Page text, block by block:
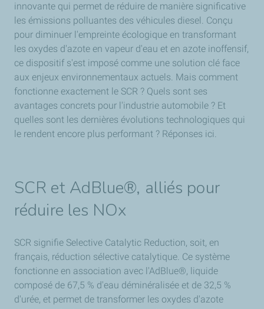
innovante qui permet de réduire de manière significative
les émissions polluantes des véhicules diesel. Conçu
pour diminuer l'empreinte écologique en transformant
les oxydes d'azote en vapeur d'eau et en azote inoffensif,
ce dispositif s'est imposé comme une solution clé face
aux enjeux environnementaux actuels. Mais comment
fonctionne exactement le SCR ? Quels sont ses
avantages concrets pour l'industrie automobile ? Et
quelles sont les dernières évolutions technologiques qui
le rendent encore plus performant ? Réponses ici.
SCR et AdBlue®, alliés pour
réduire les NOx
SCR signifie Selective Catalytic Reduction, soit, en
français, réduction sélective catalytique. Ce système
fonctionne en association avec l'AdBlue®, liquide
composé de 67,5 % d'eau déminéralisée et de 32,5 %
d'urée, et permet de transformer les oxydes d'azote